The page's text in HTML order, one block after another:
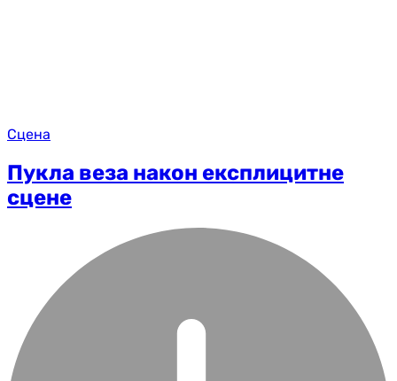
Сцена
Пукла веза након експлицитне
сцене